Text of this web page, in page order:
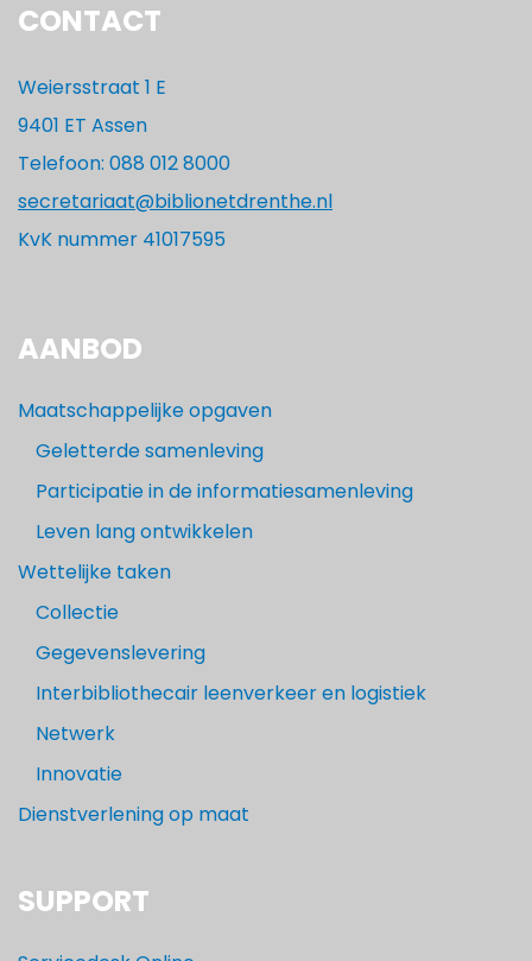
CONTACT
Weiersstraat 1 E
9401 ET Assen
Telefoon: 088 012 8000
secretariaat@biblionetdrenthe.nl
KvK nummer 41017595
AANBOD
Maatschappelijke opgaven
Geletterde samenleving
Participatie in de informatiesamenleving
Leven lang ontwikkelen
Wettelijke taken
Collectie
Gegevenslevering
Interbibliothecair leenverkeer en logistiek
Netwerk
Innovatie
Dienstverlening op maat
SUPPORT